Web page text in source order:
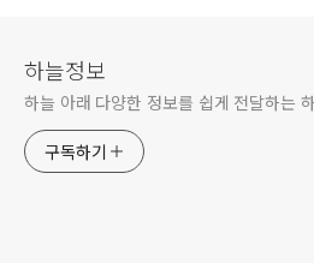
하늘정보
하늘 아래 다양한 정보를 쉽게 전달하는
구독하기